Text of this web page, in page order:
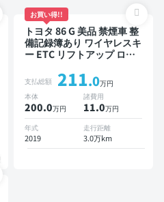
お買い得!!
トヨタ 86 G 美品 禁煙車 整
備記録簿あり ワイヤレスキ
ー ETC リフトアップ ロー
支払総額 211.0万円
本体
200.0万円
諸費用
11.0万円
年式
2019
走行距離
3.0万km